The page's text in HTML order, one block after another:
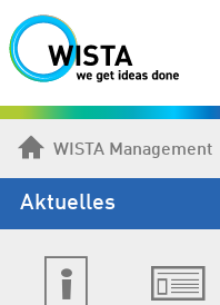
WISTA Management
Aktuelles